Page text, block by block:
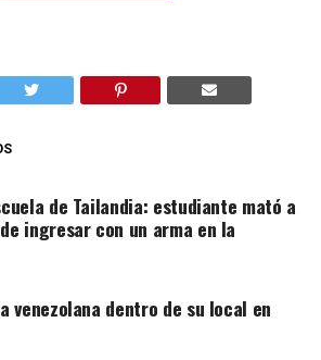
de Tailandia: estudiante mató a
ingresar con un arma en la
venezolana dentro de su local en